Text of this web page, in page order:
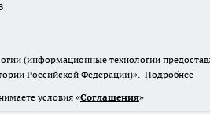
(информационные технологии
Российской Федерации)». Подробнее
условия «Cоглашения»